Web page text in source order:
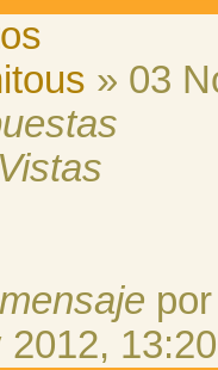
» 03
Vistas
2012, 13:20